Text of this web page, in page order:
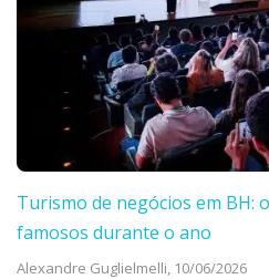
Turismo de negócios em BH:
famosos durante o ano
Alexandre Guglielmelli, 10/06/2026